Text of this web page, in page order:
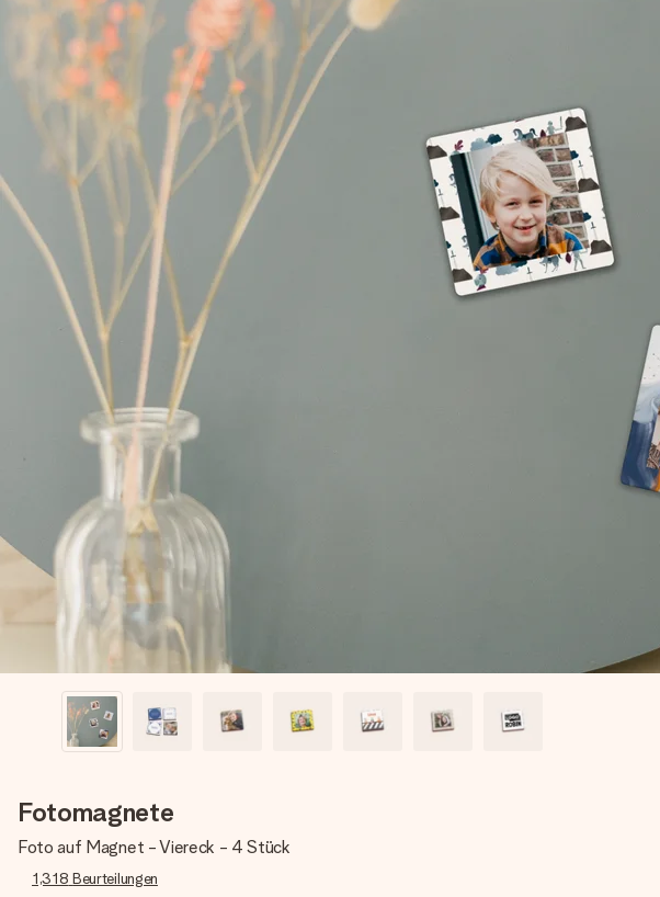
Fotomagnete
Foto auf Magnet - Viereck - 4 Stück
1,318 Beurteilungen